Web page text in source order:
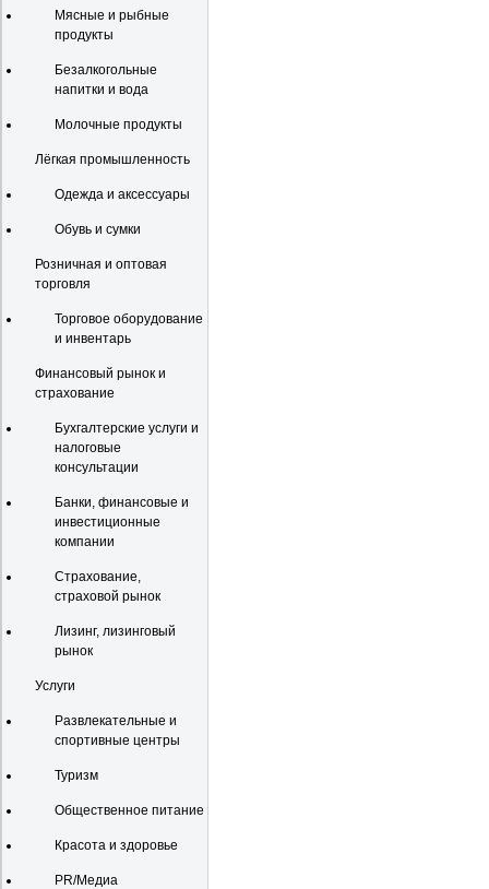
Мясные и рыбные
продукты
Безалкогольные
напитки и вода
Молочные продукты
Лёгкая промышленность
Одежда и аксессуары
Обувь и сумки
Розничная и оптовая
торговля
Торговое оборудование
и инвентарь
Финансовый рынок и
страхование
Бухгалтерские услуги и
налоговые
консультации
Банки, финансовые и
инвестиционные
компании
Страхование,
страховой рынок
Лизинг, лизинговый
рынок
Услуги
Развлекательные и
спортивные центры
Туризм
Общественное питание
Красота и здоровье
PR/Медиа